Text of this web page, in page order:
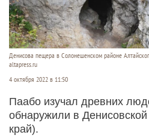
Денисова пещера в Солонешенском районе
altapress.ru
4 октября 2022 в 11:50
Паабо изучал древних
обнаружили в
край).